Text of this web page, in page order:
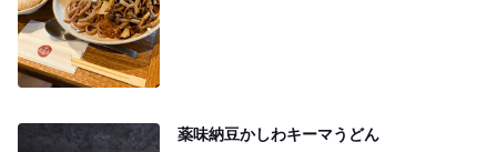
薬味納豆かしわキーマうどん